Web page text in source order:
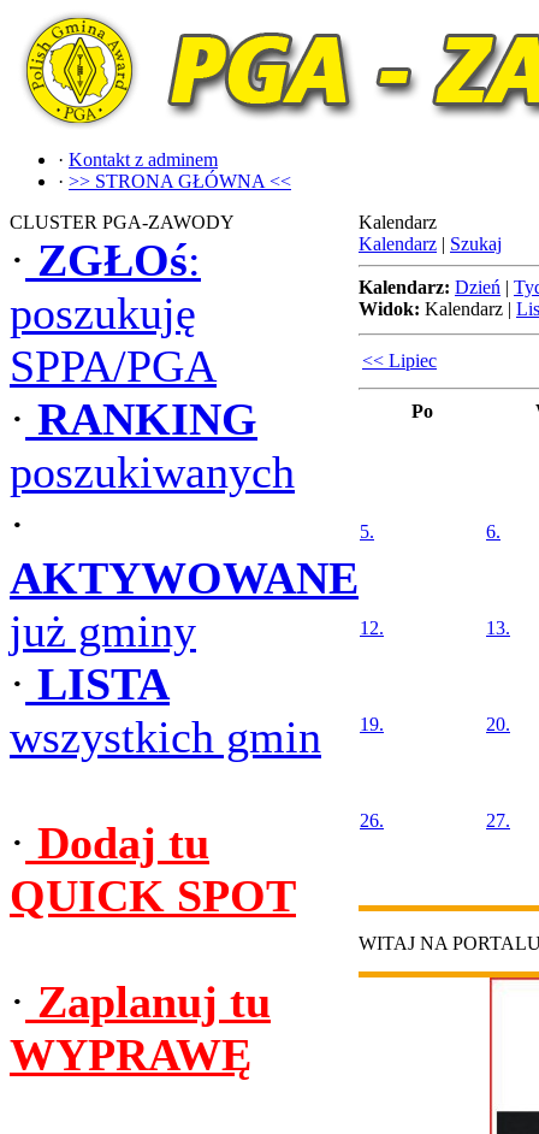
· Kontakt z adminem
· >> STRONA GŁÓWNA <<
CLUSTER PGA-ZAWODY
· ZGŁOś:
poszukuję
SPPA/PGA
· RANKING
poszukiwanych
·
AKTYWOWANE
już gminy
· LISTA
wszystkich gmin
· Dodaj tu
QUICK SPOT
· Zaplanuj tu
WYPRAWĘ
Kalendarz
Kalendarz | Szukaj
Kalendarz: Dzień |
Widok: Kalendarz |
<< Lipiec
Po
5. 6.
12. 13.
19. 20.
26. 27.
WITAJ NA